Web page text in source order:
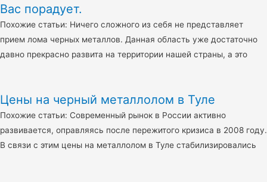
Вас порадует.
Похожие статьи: Ничего сложного из себя не представляет
прием лома черных металлов. Данная область уже достаточно
давно прекрасно развита на территории нашей страны, а это
Цены на черный металлолом в Туле
Похожие статьи: Современный рынок в России активно
развивается, оправляясь после пережитого кризиса в 2008 году.
В связи с этим цены на металлолом в Туле стабилизировались